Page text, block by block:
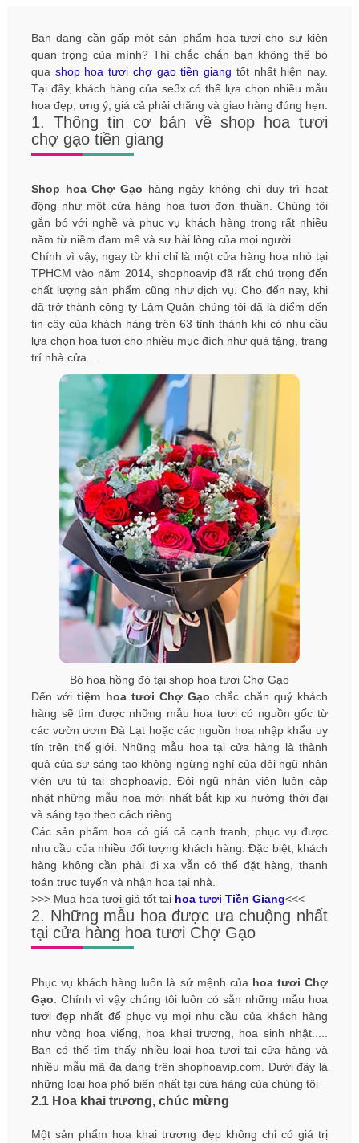
Bạn đang cần gấp một sản phẩm hoa tươi cho sự kiện
quan trọng của mình? Thì chắc chắn bạn không thể bỏ
qua shop hoa tươi chợ gạo tiền giang tốt nhất hiện nay.
Tại đây, khách hàng của se3x có thể lựa chọn nhiều mẫu
hoa đẹp, ưng ý, giá cả phải chăng và giao hàng đúng hẹn.
1. Thông tin cơ bản về shop hoa tươi
chợ gạo tiền giang
Shop hoa Chợ Gạo hàng ngày không chỉ duy trì hoạt
động như một cửa hàng hoa tươi đơn thuần. Chúng tôi
gắn bó với nghề và phục vụ khách hàng trong rất nhiều
năm từ niềm đam mê và sự hài lòng của mọi người.
Chính vì vậy, ngay từ khi chỉ là một cửa hàng hoa nhỏ tại
TPHCM vào năm 2014, shophoavip đã rất chú trọng đến
chất lượng sản phẩm cũng như dịch vụ. Cho đến nay, khi
đã trở thành công ty Lâm Quân chúng tôi đã là điểm đến
tin cậy của khách hàng trên 63 tỉnh thành khi có nhu cầu
lựa chọn hoa tươi cho nhiều mục đích như quà tặng, trang
trí nhà cửa. ..
Bó hoa hồng đỏ tại shop hoa tươi Chợ Gạo
Đến vớitiệm hoa tươi Chợ Gạo chắc chắn quý khách
hàng sẽ tìm được những mẫu hoa tươi có nguồn gốc từ
các vườn ươm Đà Lạt hoặc các nguồn hoa nhập khẩu uy
tín trên thế giới. Những mẫu hoa tại cửa hàng là thành
quả của sự sáng tạo không ngừng nghỉ của đội ngũ nhân
viên ưu tú tại shophoavip. Đội ngũ nhân viên luôn cập
nhật những mẫu hoa mới nhất bắt kịp xu hướng thời đại
và sáng tạo theo cách riêng
Các sản phẩm hoa có giá cả cạnh tranh, phục vụ được
nhu cầu của nhiều đối tượng khách hàng. Đặc biệt, khách
hàng không cần phải đi xa vẫn có thể đặt hàng, thanh
toán trực tuyến và nhận hoa tại nhà.
>>> Mua hoa tươi giá tốt tại hoa tươi Tiền Giang<<<
2. Những mẫu hoa được ưa chuộng nhất
tại cửa hàng hoa tươi Chợ Gạo
Phục vụ khách hàng luôn là sứ mệnh của hoa tươi Chợ
Gạo . Chính vì vậy chúng tôi luôn có sẵn những mẫu hoa
tươi đẹp nhất để phục vụ mọi nhu cầu của khách hàng
như vòng hoa viếng, hoa khai trương, hoa sinh nhật.....
Bạn có thể tìm thấy nhiều loại hoa tươi tại cửa hàng và
nhiều mẫu mã đa dạng trên shophoavip.com. Dưới đây là
những loại hoa phổ biến nhất tại cửa hàng của chúng tôi
2.1 Hoa khai trương, chúc mừng
Một sản phẩm hoa khai trương đẹp không chỉ có giá trị